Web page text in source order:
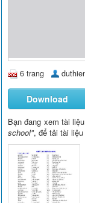
6 trang
Download
Bạn đang xem tài liệu
school", để tải tài